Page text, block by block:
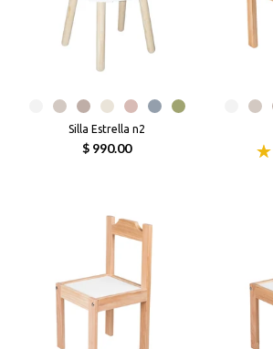
Silla Estrella n2
$ 990.00